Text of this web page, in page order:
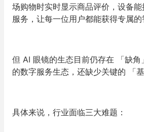
场购物时实时显示商品评价，设备
服务，让每一位用户都能获得专属的
但 AI 眼镜的生态目前仍存在 「缺
的数字服务生态，还缺少关键的 「
具体来说，行业面临三大难题：